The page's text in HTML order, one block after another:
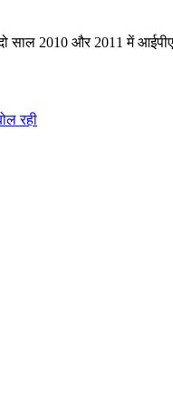
साल 2010 और 2011 में
रही